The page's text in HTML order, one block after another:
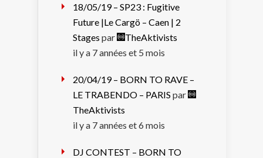
18/05/19 – SP23 : Fugitive
Future |Le Cargö – Caen | 2
Stages par
TheAktivists
il y a 7 années et 5 mois
20/04/19 – BORN TO RAVE –
LE TRABENDO – PARIS par
TheAktivists
il y a 7 années et 6 mois
DJ CONTEST – BORN TO